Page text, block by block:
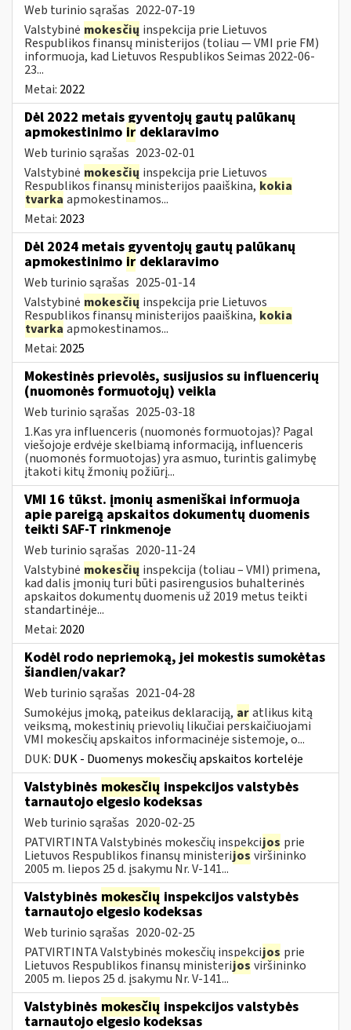
Web turinio sąrašas 2022-07-19
Valstybinė mokesčių inspekcija prie Lietuvos
Respublikos finansų ministerijos (toliau — VMI prie FM)
informuoja, kad Lietuvos Respublikos Seimas 2022-06-
23...
Metai: 2022
Dėl 2022 metais gyventojų gautų palūkanų
apmokestinimo ir deklaravimo
Web turinio sąrašas 2023-02-01
Valstybinė mokesčių inspekcija prie Lietuvos
Respublikos finansų ministerijos paaiškina, kokia
tvarka apmokestinamos...
Metai: 2023
Dėl 2024 metais gyventojų gautų palūkanų
apmokestinimo ir deklaravimo
Web turinio sąrašas 2025-01-14
Valstybinė mokesčių inspekcija prie Lietuvos
Respublikos finansų ministerijos paaiškina, kokia
tvarka apmokestinamos...
Metai: 2025
Mokestinės prievolės, susijusios su influencerių
(nuomonės formuotojų) veikla
Web turinio sąrašas 2025-03-18
1.Kas yra influenceris (nuomonės formuotojas)? Pagal
viešojoje erdvėje skelbiamą informaciją, influenceris
(nuomonės formuotojas) yra asmuo, turintis galimybę
įtakoti kitų žmonių požiūrį...
VMI 16 tūkst. įmonių asmeniškai informuoja
apie pareigą apskaitos dokumentų duomenis
teikti SAF-T rinkmenoje
Web turinio sąrašas 2020-11-24
Valstybinė mokesčių inspekcija (toliau – VMI) primena,
kad dalis įmonių turi būti pasirengusios buhalterinės
apskaitos dokumentų duomenis už 2019 metus teikti
standartinėje...
Metai: 2020
Kodėl rodo nepriemoką, jei mokestis sumokėtas
šiandien/vakar?
Web turinio sąrašas 2021-04-28
Sumokėjus įmoką, pateikus deklaraciją, aratlikus kitą
veiksmą, mokestinių prievolių likučiai perskaičiuojami
VMI mokesčių apskaitos informacinėje sistemoje, o...
DUK: DUK - Duomenys mokesčių apskaitos kortelėje
Valstybinės mokesčių inspekcijos valstybės
tarnautojo elgesio kodeksas
Web turinio sąrašas 2020-02-25
PATVIRTINTA Valstybinės mokesčių inspekcijos prie
Lietuvos Respublikos finansų ministerijos viršininko
2005 m. liepos 25 d. įsakymu Nr. V-141...
Valstybinės mokesčių inspekcijos valstybės
tarnautojo elgesio kodeksas
Web turinio sąrašas 2020-02-25
PATVIRTINTA Valstybinės mokesčių inspekcijos prie
Lietuvos Respublikos finansų ministerijos viršininko
2005 m. liepos 25 d. įsakymu Nr. V-141...
Valstybinės mokesčių inspekcijos valstybės
tarnautojo elgesio kodeksas